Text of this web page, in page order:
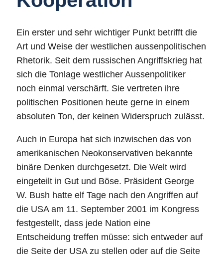
Ein erster und sehr wichtiger Punkt betrifft die
Art und Weise der westlichen aussenpolitischen
Rhetorik. Seit dem russischen Angriffskrieg hat
sich die Tonlage westlicher Aussenpolitiker
noch einmal verschärft. Sie vertreten ihre
politischen Positionen heute gerne in einem
absoluten Ton, der keinen Widerspruch zulässt.
Auch in Europa hat sich inzwischen das von
amerikanischen Neokonservativen bekannte
binäre Denken durchgesetzt. Die Welt wird
eingeteilt in Gut und Böse. Präsident George
W. Bush hatte elf Tage nach den Angriffen auf
die USA am 11. September 2001 im Kongress
festgestellt, dass jede Nation eine
Entscheidung treffen müsse: sich entweder auf
die Seite der USA zu stellen oder auf die Seite